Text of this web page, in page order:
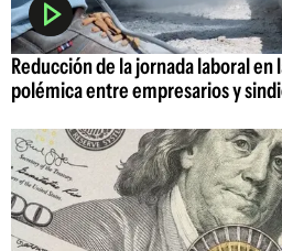
Reducción de la jornada laboral
polémica entre empresarios y